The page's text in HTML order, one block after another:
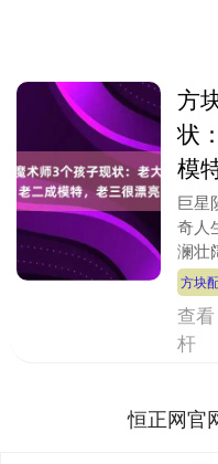
方
状
模
巨星
奇人
澜壮
穷，
时代
方块
查
杆
恒正网官